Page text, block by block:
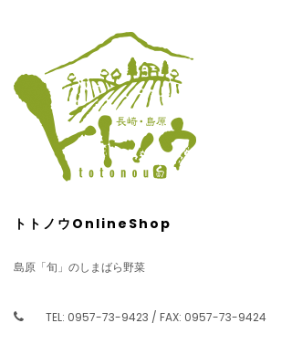
トトノウOnlineShop
島原「旬」のしまばら野菜
TEL: 0957-73-9423 / FAX: 0957-73-9424